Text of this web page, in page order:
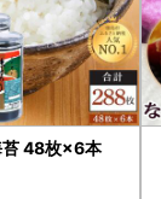
苔 48枚×6本